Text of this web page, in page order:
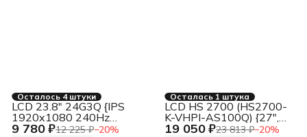
Осталось 4 штуки
9 780 ₽12 225 ₽−20%
LCD 23.8" 24G3Q {IPS
1920x1080 240Hz
2xHDMI DisplayPort
Осталась 1 штука
19 050 ₽23 813 ₽−20%
LCD HS 2700 (HS2700-
K-VHPI-AS100Q) {27",
1920x1080, 100Гц, IPS,